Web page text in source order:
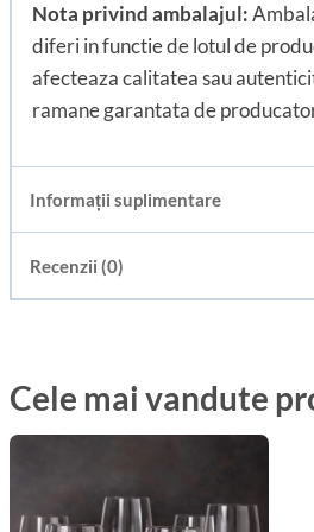
Nota privind ambalajul:
diferi in functie de lotul de
afecteaza calitatea sau
ramane garantata de
Informații suplimentare
Recenzii (0)
Cele mai vandute